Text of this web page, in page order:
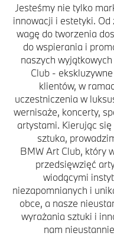
Jesteśmy nie tylko
innowacji i estetyki.
wagę do tworzenia
do wspierania i
naszych
Club -
klientów, w
uczestniczenia w
wernisaże, koncerty,
artystami. Kierując
sztuka,
BMW Art Club, który
przedsięwzięć
wiodącymi
niezapomnianych i
obce, a nasze
wyrażania sztuki i
nam